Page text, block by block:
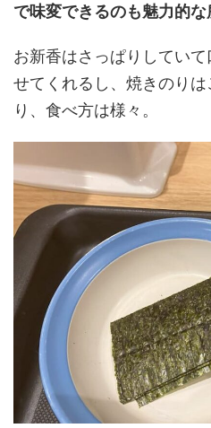
で味変できるのも魅力的な
お新香はさっぱりしてい
せてくれるし、焼きのり
り、食べ方は様々。